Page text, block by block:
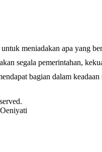
meniadakan apa yang
segala pemerintahan,
bagian dalam keadaan